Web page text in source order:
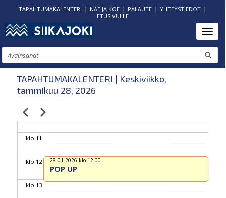
Hyppää
pääsisältöön
TAPAHTUMAKALENTERI | NÄE JA KOE| PALAUTE| YHTEYSTIEDOT|
ETUSIVULLE
Etsi
TAPAHTUMAKALENTERI | Keskiviikko,
tammikuu 28, 2026
Sivutus
EdellinenSeuraava
klo 08
klo 09
klo 10
klo 11
klo 12
klo 13
28.01.2026 klo 12:00
POP UP